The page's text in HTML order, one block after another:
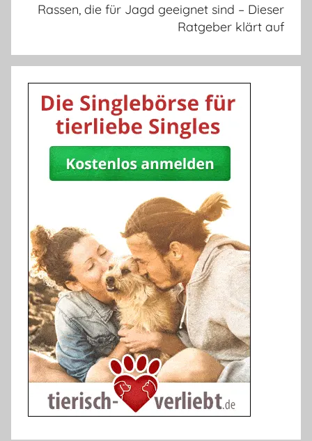
Rassen, die für Jagd geeignet sind – Dieser
Ratgeber klärt auf